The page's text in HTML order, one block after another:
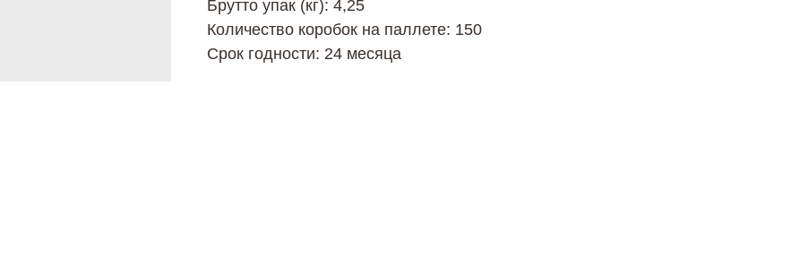
Брутто упак (кг): 4,25
Количество коробок на паллете: 150
Срок годности: 24 месяца